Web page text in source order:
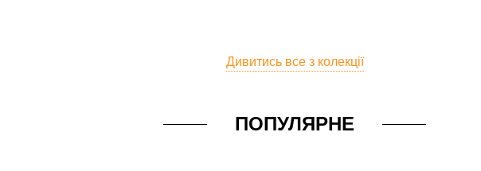
Дивитись все з колекції
ПОПУЛЯРНЕ